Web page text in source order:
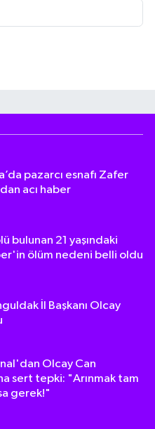
pazarcı esnafı Zafer
acı haber
bulunan 21 yaşındaki
ölüm nedeni belli oldu
İl Başkanı Olcay
Olcay Can
sert tepki: "Arınmak tam
gerek!"